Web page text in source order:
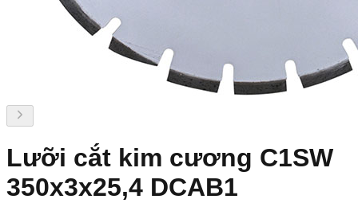
Lưỡi cắt kim cương C1SW
350x3x25,4 DCAB1